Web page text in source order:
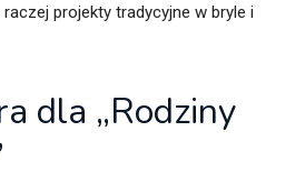
projekty tradycyjne w bryle i
dla „Rodziny